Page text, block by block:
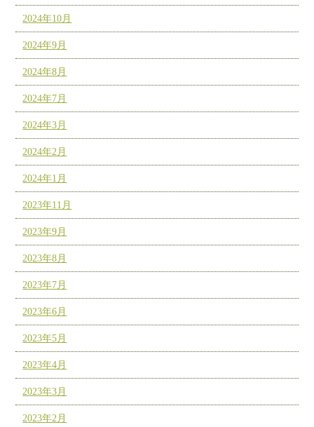
2024年10月
2024年9月
2024年8月
2024年7月
2024年3月
2024年2月
2024年1月
2023年11月
2023年9月
2023年8月
2023年7月
2023年6月
2023年5月
2023年4月
2023年3月
2023年2月